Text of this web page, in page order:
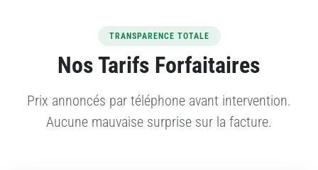
TRANSPARENCE TOTALE
Nos Tarifs Forfaitaires
Prix annoncés par téléphone avant intervention.
Aucune mauvaise surprise sur la facture.